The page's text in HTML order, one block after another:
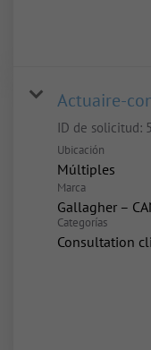
Actuaire-
ID de solicitud:
Ubicación
Múltiples
Marca
Gallagher –
Categorías
Consultation